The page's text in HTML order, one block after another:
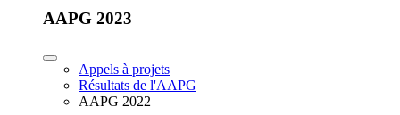
AAPG 2023
Appels à projets
Résultats de l'AAPG
AAPG 2022